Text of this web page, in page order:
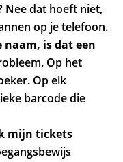
Nee dat hoeft niet,
op je telefoon.
naam, is dat een
Op het
Op elk
barcode die
mijn tickets